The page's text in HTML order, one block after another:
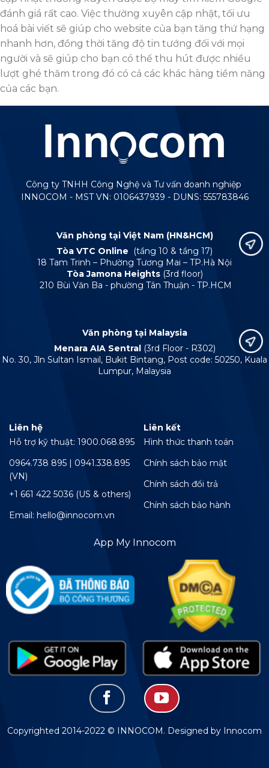
đánh giá rất cao. Việc thường xuyên cập nhật, tối ưu
hoá bài viết sẽ giúp cho website của bạn tăng thứ hạng
nhanh hơn, đồng thời tăng độ tin tướng đối với mọi
người và sẽ giúp cho bạn có thể thu hút được nhiều
lượt ghé thăm trong đó có cả các khác hàng tiềm năng
của các bạn.
Công ty TNHH Công Nghệ và Tư vấn doanh nghiệp
INNOCOM - MST VN: 0106437939 - DUNS: 555783846
Văn phòng tại Việt Nam (HN&HCM)
Tòa VTC Online
(tầng 10 & tầng 17)
18 Tam Trinh – Phường Tương Mai – TP.Hà Nội
Tòa Jamona Heights (3rd floor)
210 Bùi Văn Ba - phường Tân Thuận - TP.HCM
Văn phòng tại Malaysia
Menara AIA Sentral (3rd Floor - R302)
No. 30, Jln Sultan Ismail, Bukit Bintang, Post code: 50250, Kuala
Lumpur, Malaysia
Liên hệ
Hỗ trợ kỹ thuật: 1900.068.895
0964.738 895 | 0941.338.895
(VN)
+1 661 422 5036 (US & others)
Email: hello@innocom.vn
Liên kết
Hình thức thanh toán
Chính sách bảo mật
Chính sách đổi trả
Chính sách bảo hành
App My Innocom
Copyrighted 2014-2022 © INNOCOM. Designed by Innocom